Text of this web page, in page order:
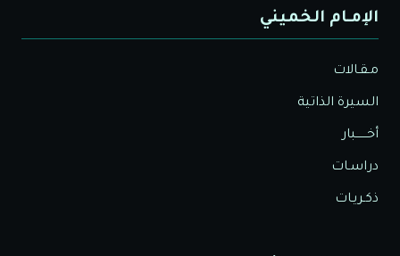
الإمـام الخميني
مـقـالات
السيرة الذاتية
أخــــــبار
دراسـات
ذكـريـات